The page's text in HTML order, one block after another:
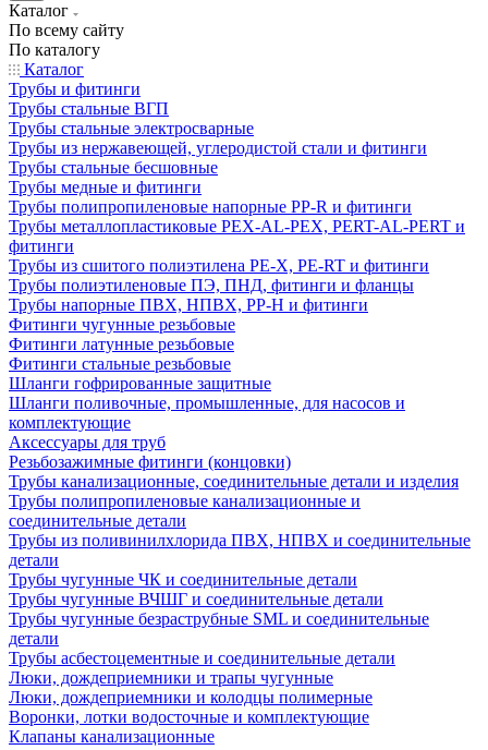
Каталог
По всему сайту
По каталогу
Каталог
Трубы и фитинги
Трубы стальные ВГП
Трубы стальные электросварные
Трубы из нержавеющей, углеродистой стали и фитинги
Трубы стальные бесшовные
Трубы медные и фитинги
Трубы полипропиленовые напорные PP-R и фитинги
Трубы металлопластиковые PEX-AL-PEX, PERT-AL-PERT и
фитинги
Трубы из сшитого полиэтилена PE-X, PE-RT и фитинги
Трубы полиэтиленовые ПЭ, ПНД, фитинги и фланцы
Трубы напорные ПВХ, НПВХ, PP-H и фитинги
Фитинги чугунные резьбовые
Фитинги латунные резьбовые
Фитинги стальные резьбовые
Шланги гофрированные защитные
Шланги поливочные, промышленные, для насосов и
комплектующие
Аксессуары для труб
Резьбозажимные фитинги (концовки)
Трубы канализационные, соединительные детали и изделия
Трубы полипропиленовые канализационные и
соединительные детали
Трубы из поливинилхлорида ПВХ, НПВХ и соединительные
детали
Трубы чугунные ЧК и соединительные детали
Трубы чугунные ВЧШГ и соединительные детали
Трубы чугунные безраструбные SML и соединительные
детали
Трубы асбестоцементные и соединительные детали
Люки, дождеприемники и трапы чугунные
Люки, дождеприемники и колодцы полимерные
Воронки, лотки водосточные и комплектующие
Клапаны канализационные